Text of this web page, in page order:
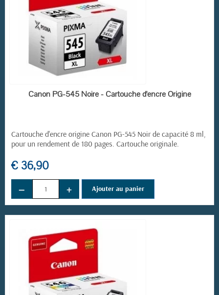
(1 avis)
EN STOCK
Canon PG-545 Noire - Cartouche d'encre Origine
Cartouche d'encre origine Canon PG-545 Noir de capacité 8 ml,
pour un rendement de 180 pages. Cartouche originale.
€ 36,90
− + Ajouter au panier